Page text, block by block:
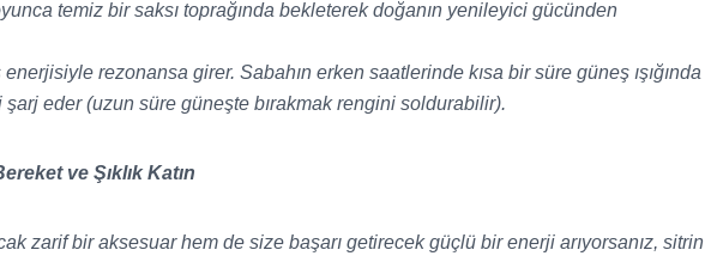
temiz bir saksı toprağında bekleterek doğanın yenileyici gücünden
rezonansa girer. Sabahın erken saatlerinde kısa bir süre güneş ışığında
şarj eder(uzun süre güneşte bırakmak rengini soldurabilir).
ve Şıklık Katın
zarif bir aksesuar hem de size başarı getirecek güçlü bir enerji arıyorsanız, sitrin